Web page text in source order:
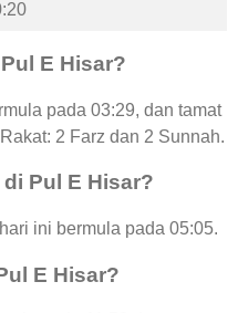
E Hisar?
pada 03:29, dan tamat
2 Farz dan 2 Sunnah.
Pul E Hisar?
ini bermula pada 05:05.
E Hisar?